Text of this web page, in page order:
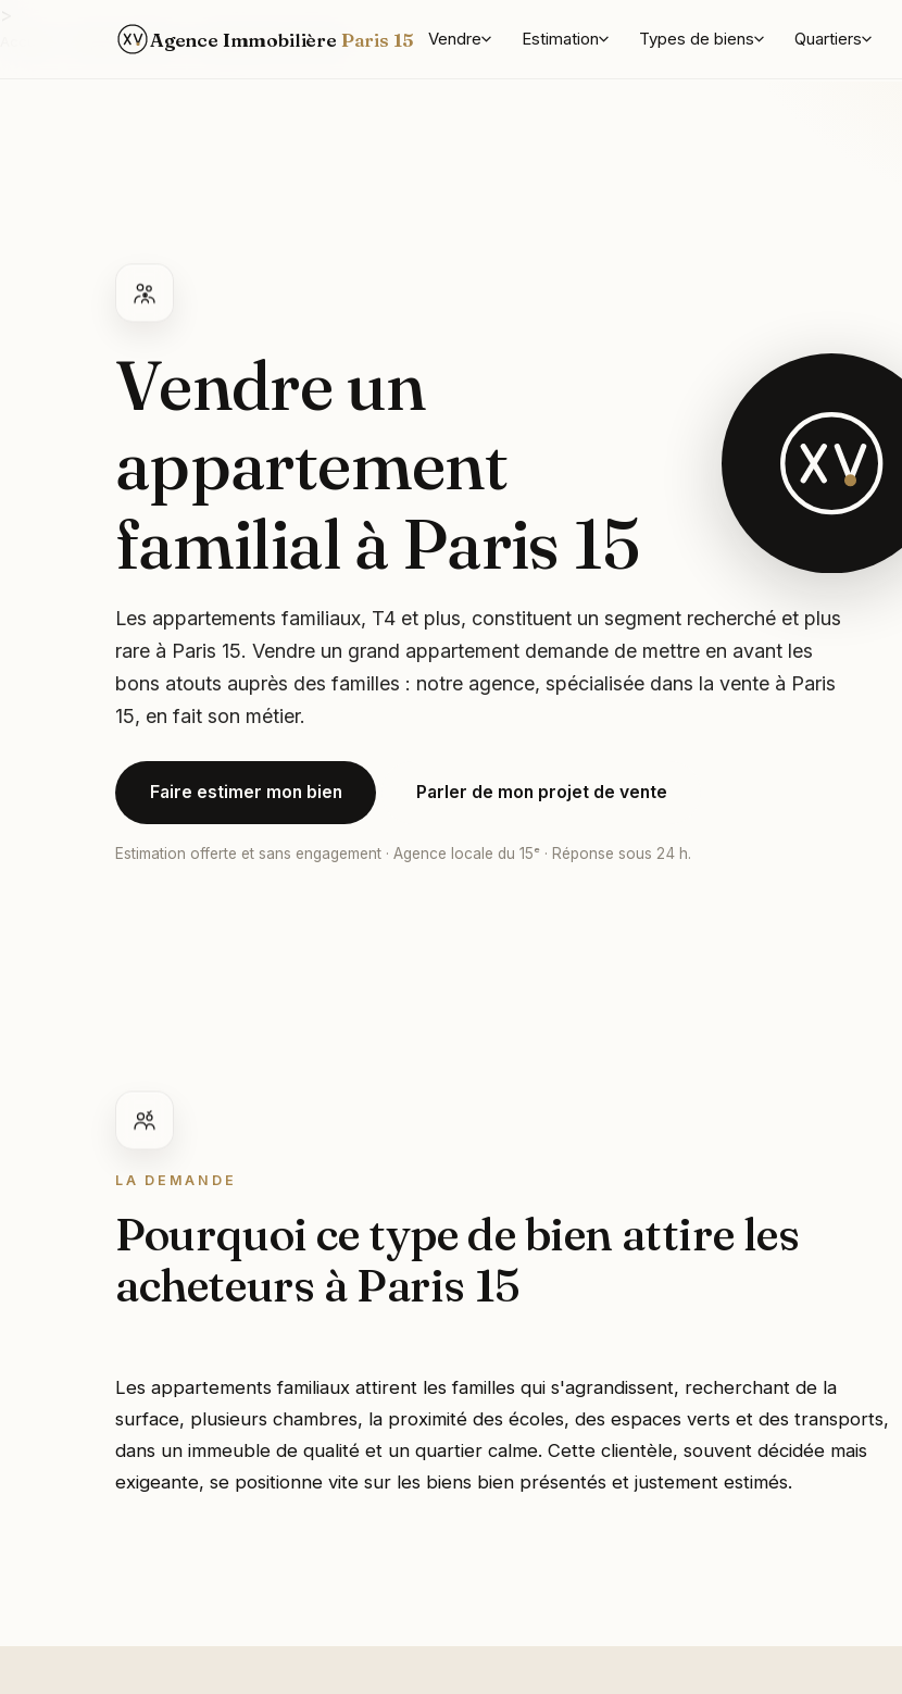
Agence Immobilière Paris 15 Vendre Estimation Types de biens Quartiers
Types de biens / Appartement familial
Vendre un
appartement
familial à Paris 15
Les appartements familiaux, T4 et plus, constituent un segment recherché et plus
rare à Paris 15. Vendre un grand appartement demande de mettre en avant les
bons atouts auprès des familles : notre agence, spécialisée dans la vente à Paris
15, en fait son métier.
Faire estimer mon bien Parler de mon projet de vente
Estimation offerte et sans engagement · Agence locale du 15ᵉ · Réponse sous 24 h.
LA DEMANDE
Pourquoi ce type de bien attire les
acheteurs à Paris 15
Les appartements familiaux attirent les familles qui s'agrandissent, recherchant de la
surface, plusieurs chambres, la proximité des écoles, des espaces verts et des transports,
dans un immeuble de qualité et un quartier calme. Cette clientèle, souvent décidée mais
exigeante, se positionne vite sur les biens bien présentés et justement estimés.